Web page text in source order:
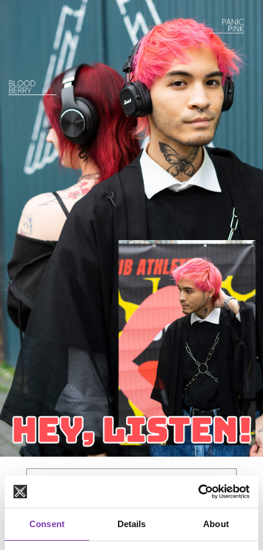
Consent Details About
Produktgalerie überspringen